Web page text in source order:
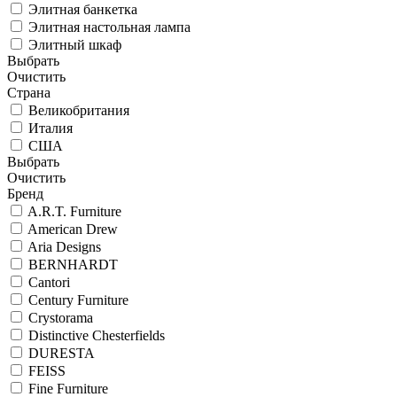
Элитная банкетка
Элитная настольная лампа
Элитный шкаф
Выбрать
Очистить
Страна
Великобритания
Италия
США
Выбрать
Очистить
Бренд
A.R.T. Furniture
American Drew
Aria Designs
BERNHARDT
Cantori
Century Furniture
Crystorama
Distinctive Chesterfields
DURESTA
FEISS
Fine Furniture